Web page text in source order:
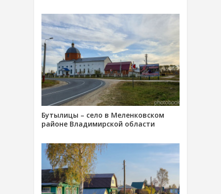
Бутылицы – село в Меленковском
районе Владимирской области